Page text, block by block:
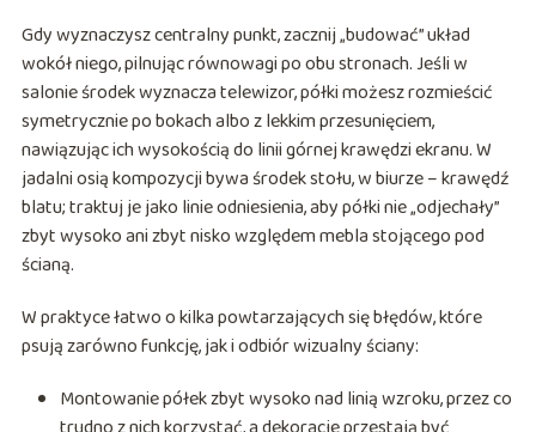
Gdy wyznaczysz centralny punkt, zacznij „budować” układ
wokół niego, pilnując równowagi po obu stronach. Jeśli w
salonie środek wyznacza telewizor, półki możesz rozmieścić
symetrycznie po bokach albo z lekkim przesunięciem,
nawiązując ich wysokością do linii górnej krawędzi ekranu. W
jadalni osią kompozycji bywa środek stołu, w biurze – krawędź
blatu; traktuj je jako linie odniesienia, aby półki nie „odjechały”
zbyt wysoko ani zbyt nisko względem mebla stojącego pod
ścianą.
W praktyce łatwo o kilka powtarzających się błędów, które
psują zarówno funkcję, jak i odbiór wizualny ściany:
Montowanie półek zbyt wysoko nad linią wzroku, przez co